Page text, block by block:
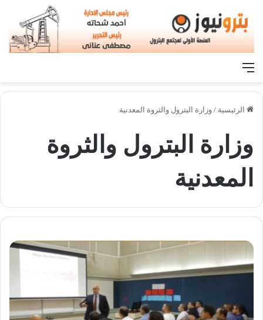
القائمة
الرئيسية / وزارة البترول والثروة المعدنية
وزارة البترول والثروة
المعدنية